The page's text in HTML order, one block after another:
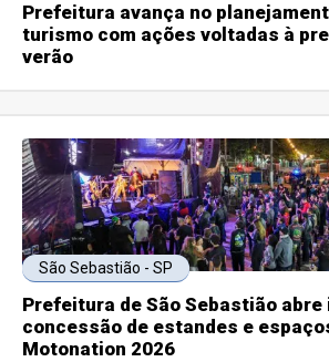
Prefeitura avança no
turismo com ações voltadas à
verão
São Sebastião - SP
Prefeitura de São Sebastião
concessão de estandes e
Motonation 2026